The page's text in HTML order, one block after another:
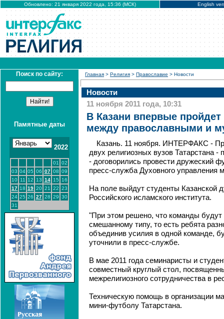
Обновлено: 21 января 2022 года, 15:36 (МСК) English
Поиск по сайту:
Памятные даты
2022
01
02
03 04 05 06 07 08 09
10
11 12 13 14 15
16
17 18 19 20 21 22 23
24 25 26 27 28 29 30
31
Главная > Религия > Православие > Новости
Новости
11 ноября 2011 года, 10:31
В Казани впервые
между православными и
Казань. 11 ноября. ИНТЕРФАКС -
двух религиозных вузов Татарстана
- договорились провести дружеский
пресс-служба Духовного управления
На поле выйдут студенты Казанской
Российского исламского института.
"При этом решено, что команды
смешанному типу, то есть ребята
объединив усилия в одной команде,
уточнили в пресс-службе.
В мае 2011 года семинаристы и
совместный круглый стол,
межрелигиозного сотрудничества в
Техническую помощь в организации
мини-футболу Татарстана.